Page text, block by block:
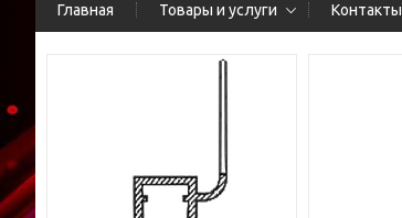
Главная Товары и услуги Контакты